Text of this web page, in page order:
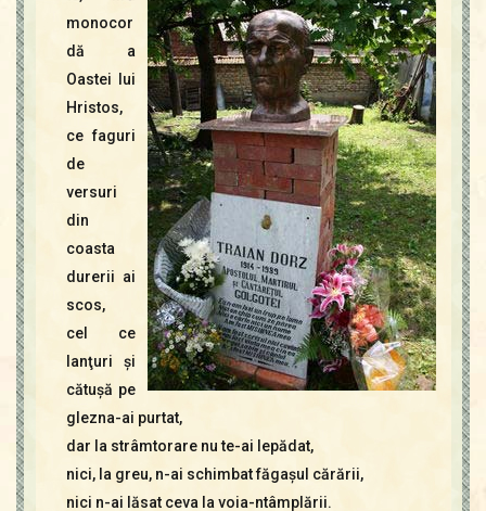
Icoane
Mărgăritare
Calendar
Glosar
Repere
Contact
monocor
dă a
Oastei lui
Hristos,
ce faguri
de
versuri
din
coasta
durerii ai
scos,
cel ce
lanţuri şi
cătuşă pe
glezna-ai purtat,
dar la strâmtorare nu te-ai lepădat,
nici, la greu, n-ai schimbat făgaşul cărării,
nici n-ai lăsat ceva la voia-ntâmplării.